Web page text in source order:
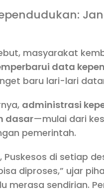
masyarakat
data
baru lari-lari
administrasi
dasar—mulai dari
pemerintah.
Puskesos di setiap
diproses,” ujar
merasa sendirian.